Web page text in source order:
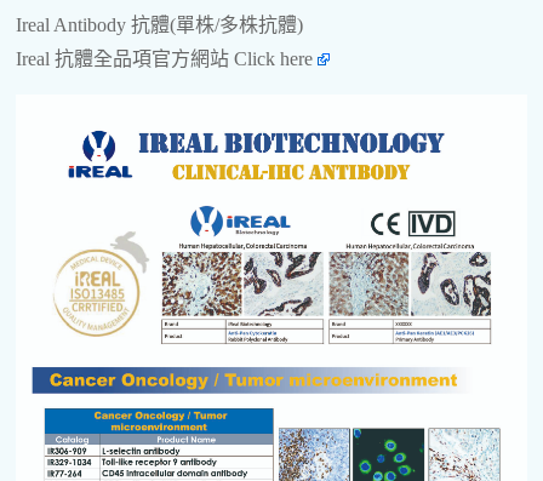
Ireal Antibody 抗體(單株/多株抗體)
Ireal 抗體全品項官方網站 Click here